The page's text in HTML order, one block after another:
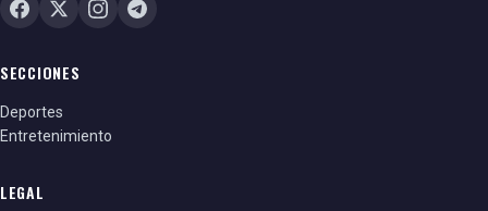
SECCIONES
Deportes
Entretenimiento
LEGAL